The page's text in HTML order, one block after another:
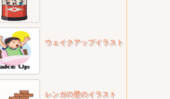
ウェイクアップイラスト
レンガの壁のイラスト